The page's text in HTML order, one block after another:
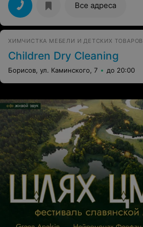
Все адреса
ХИМЧИСТКА МЕБЕЛИ И ДЕТСКИХ ТОВАРОВ
Children Dry Cleaning
Борисов, ул. Каминского, 7 до 20:00